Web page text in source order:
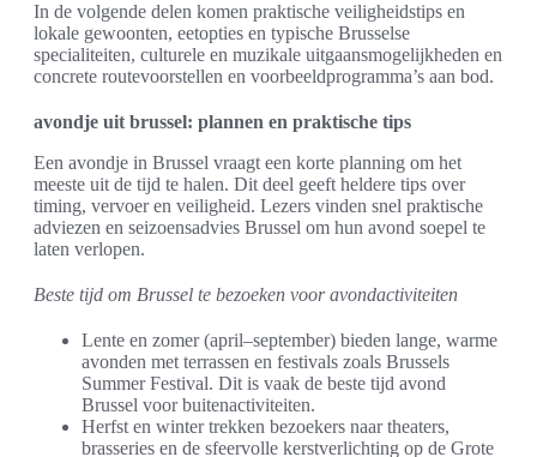
In de volgende delen komen praktische veiligheidstips en
lokale gewoonten, eetopties en typische Brusselse
specialiteiten, culturele en muzikale uitgaansmogelijkheden en
concrete routevoorstellen en voorbeeldprogramma’s aan bod.
avondje uit brussel: plannen en praktische tips
Een avondje in Brussel vraagt een korte planning om het
meeste uit de tijd te halen. Dit deel geeft heldere tips over
timing, vervoer en veiligheid. Lezers vinden snel praktische
adviezen en seizoensadvies Brussel om hun avond soepel te
laten verlopen.
Beste tijd om Brussel te bezoeken voor avondactiviteiten
Lente en zomer (april–september) bieden lange, warme
avonden met terrassen en festivals zoals Brussels
Summer Festival. Dit is vaak de beste tijd avond
Brussel voor buitenactiviteiten.
Herfst en winter trekken bezoekers naar theaters,
brasseries en de sfeervolle kerstverlichting op de Grote